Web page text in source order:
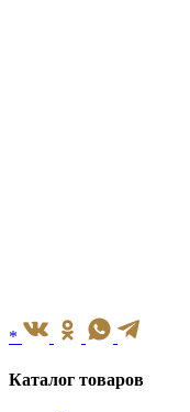
*
Каталог товаров